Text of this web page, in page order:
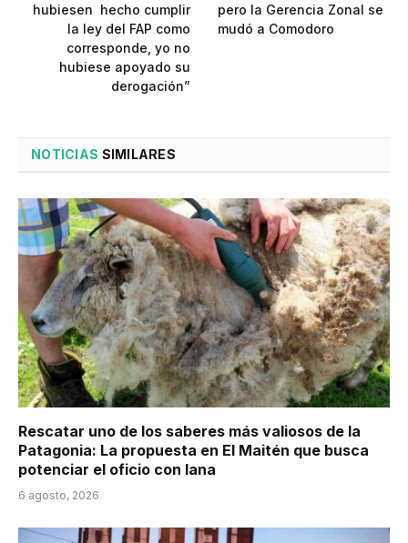
hubiesen hecho cumplir
la ley del FAP como
corresponde, yo no
hubiese apoyado su
derogación”
pero la Gerencia Zonal se
mudó a Comodoro
NOTICIAS SIMILARES
Rescatar uno de los saberes más valiosos de la
Patagonia: La propuesta en El Maitén que busca
potenciar el oficio con lana
6 agosto, 2026